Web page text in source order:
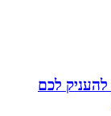
לכם